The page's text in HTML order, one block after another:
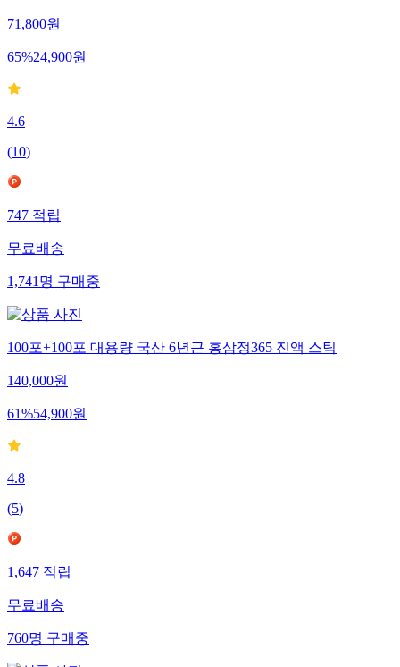
71,800원
65%24,900원
4.6
(10)
747 적립
무료배송
1,741 명 구매중
100포+100포 대용량 국산 6년근 홍삼정365 진액 스틱
140,000원
61%54,900원
4.8
(5)
1,647 적립
무료배송
760명 구매중